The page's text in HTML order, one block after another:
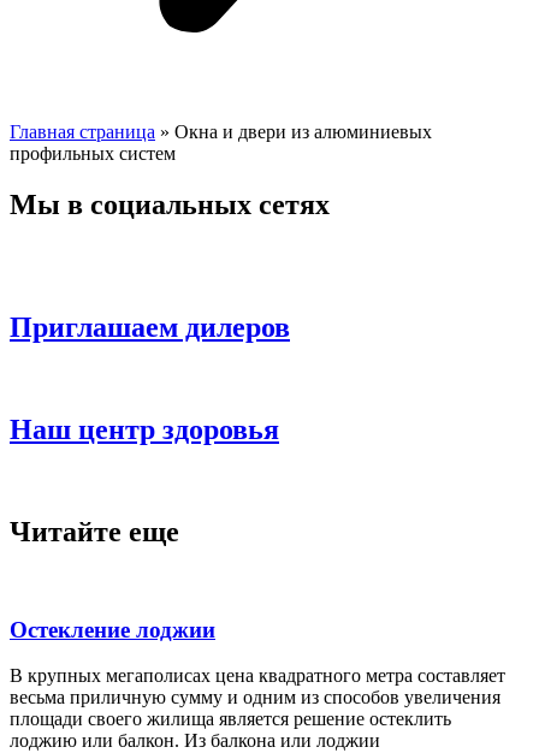
Главная страница » Окна и двери из алюминиевых
профильных систем
Мы в социальных сетях
Приглашаем дилеров
Наш центр здоровья
Читайте еще
Остекление лоджии
В крупных мегаполисах цена квадратного метра составляет
весьма приличную сумму и одним из способов увеличения
площади своего жилища является решение остеклить
лоджию или балкон. Из балкона или лоджии